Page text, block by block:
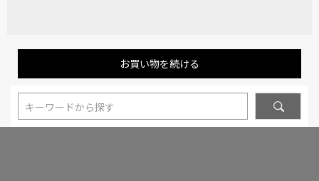
お買い物を続ける
キーワードから探す